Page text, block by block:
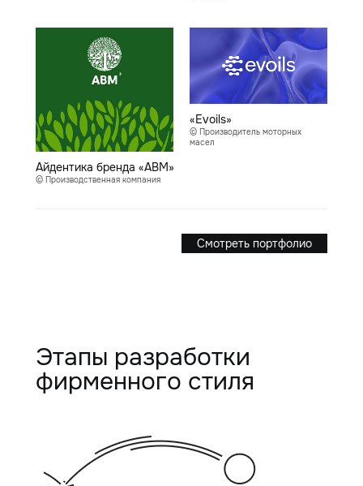
«Evoils»
© Производитель моторных
масел
Айдентика бренда «АВМ»
© Производственная компания
Смотреть портфолио
Этапы разработки
фирменного стиля